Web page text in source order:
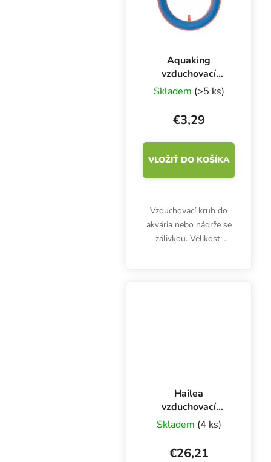
Aquaking
vzduchovací
kámen kruh, ⌀ 100
mm
Skladem (>5 ks)
€3,29
VLOŽIŤ DO KOŠÍKA
Vzduchovací kruh do
akvária nebo nádrže se
zálivkou. Velikost:
Hailea
vzduchovací
kámen disk, ⌀ 200
Skladem (4 ks)
€26,21